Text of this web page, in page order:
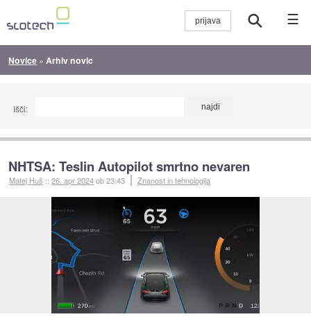
☰
Novice » Arhiv novic
Išči:
NHTSA: Teslin Autopilot smrtno nevaren
Matej Huš ::26. apr 2024ob 23:43 Znanost in tehnologija